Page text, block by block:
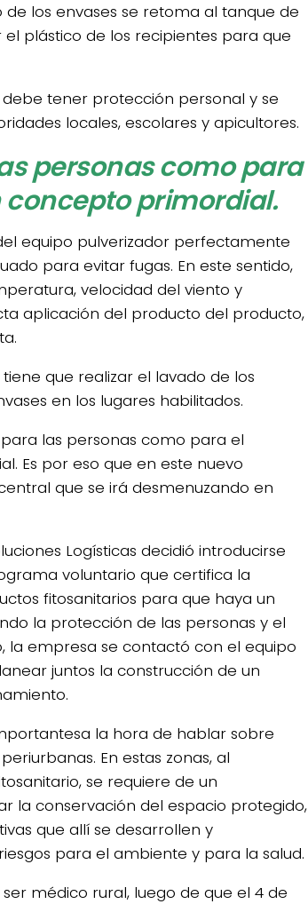
los envases se retoma al tanque de
plástico de los recipientes para que
tener protección personal y se
locales, escolares y apicultores.
personas como para
concepto primordial.
equipo pulverizador perfectamente
para evitar fugas. En este sentido,
velocidad del viento y
aplicación del producto del producto,
que realizar el lavado de los
en los lugares habilitados.
las personas como para el
Es por eso que en este nuevo
que se irá desmenuzando en
Logísticas decidió introducirse
voluntario que certifica la
fitosanitarios para que haya un
la protección de las personas y el
la empresa se contactó con el equipo
juntos la construcción de un
la hora de hablar sobre
En estas zonas, al
se requiere de un
la conservación del espacio protegido,
que allí se desarrollen y
para el ambiente y para la salud.
médico rural, luego de que el 4 de